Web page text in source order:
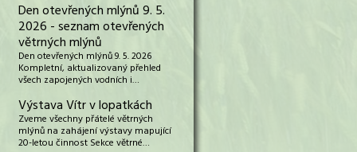
Den otevřených mlýnů 9. 5.
2026 - seznam otevřených
větrných mlýnů
Den otevřených mlýnů 9. 5. 2026
Kompletní, aktualizovaný přehled
všech zapojených vodních i…
Výstava Vítr v lopatkách
Zveme všechny přátelé větrných
mlýnů na zahájení výstavy mapující
20-letou činnost Sekce větrné…